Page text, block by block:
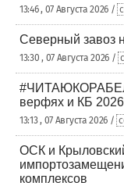
13:46 , 07 Августа 2026 /
Северный завоз
13:30 , 07 Августа 2026 /
#ЧИТАЮКОРАБЕЛ
верфях и КБ 2026
13:13 , 07 Августа 2026 /
ОСК и
комплексов